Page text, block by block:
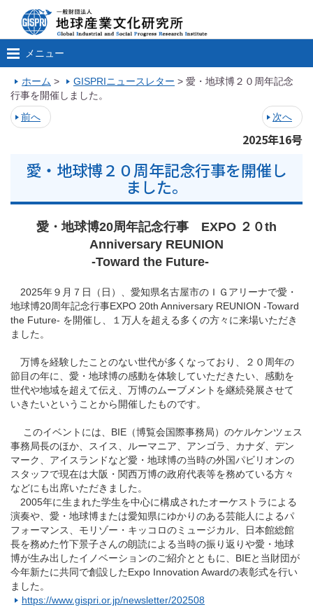
メニュー
ホーム > GISPRIニュースレター > 愛・地球博２０周年記念
行事を開催しました。
前へ
次へ
2025年16号
愛・地球博２０周年記念行事を開催し
ました。
愛・地球博20周年記念行事 EXPO ２０th
Anniversary REUNION
-Toward the Future-
2025年９月７日（日）、愛知県名古屋市のＩＧアリーナで愛・
地球博20周年記念行事EXPO 20th Anniversary REUNION -Toward
the Future- を開催し、１万人を超える多くの方々に来場いただき
ました。
万博を経験したことのない世代が多くなっており、２０周年の
節目の年に、愛・地球博の感動を体験していただきたい、感動を
世代や地域を超えて伝え、万博のムーブメントを継続発展させて
いきたいということから開催したものです。
このイベントには、BIE（博覧会国際事務局）のケルケンツェス
事務局長のほか、スイス、ルーマニア、アンゴラ、カナダ、デン
マーク、アイスランドなど愛・地球博の当時の外国パビリオンの
スタッフで現在は大阪・関西万博の政府代表等を務めている方々
などにも出席いただきました。
2005年に生まれた学生を中心に構成されたオーケストラによる
演奏や、愛・地球博または愛知県にゆかりのある芸能人によるパ
フォーマンス、モリゾー・キッコロのミュージカル、日本館総館
長を務めた竹下景子さんの朗読による当時の振り返りや愛・地球
博が生み出したイノベーションのご紹介とともに、BIEと当財団が
今年新たに共同で創設したExpo Innovation Awardの表彰式を行い
ました。
https://www.gispri.or.jp/newsletter/202508